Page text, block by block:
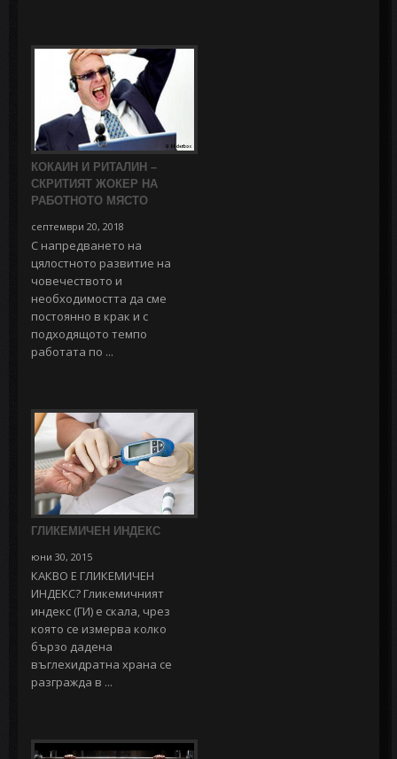
КОКАИН И РИТАЛИН –
СКРИТИЯТ ЖОКЕР НА
РАБОТНОТО МЯСТО
септември 20, 2018
С напредването на
цялостното развитие на
човечеството и
необходимостта да сме
постоянно в крак и с
подходящото темпо
работата по ...
ГЛИКЕМИЧЕН ИНДЕКС
юни 30, 2015
КАКВО Е ГЛИКЕМИЧЕН
ИНДЕКС? Гликемичният
индекс (ГИ) е скала, чрез
която се измерва колко
бързо дадена
въглехидратна храна се
разгражда в ...